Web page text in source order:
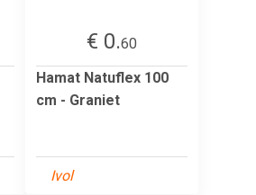
€ 0.60
Hamat Natuflex 100
cm - Graniet
Ivol